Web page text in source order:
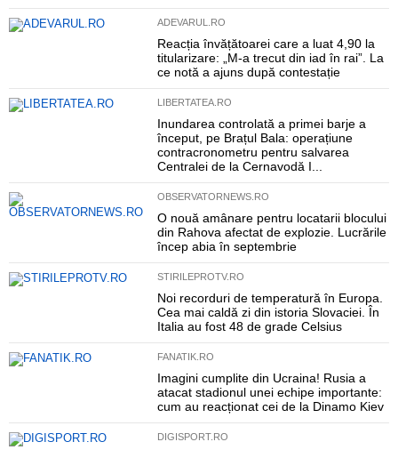
ADEVARUL.RO
Reacția învățătoarei care a luat 4,90 la
titularizare: „M-a trecut din iad în rai”. La
ce notă a ajuns după contestație
LIBERTATEA.RO
Inundarea controlată a primei barje a
început, pe Brațul Bala: operațiune
contracronometru pentru salvarea
Centralei de la Cernavodă I...
OBSERVATORNEWS.RO
O nouă amânare pentru locatarii blocului
din Rahova afectat de explozie. Lucrările
încep abia în septembrie
STIRILEPROTV.RO
Noi recorduri de temperatură în Europa.
Cea mai caldă zi din istoria Slovaciei. În
Italia au fost 48 de grade Celsius
FANATIK.RO
Imagini cumplite din Ucraina! Rusia a
atacat stadionul unei echipe importante:
cum au reacționat cei de la Dinamo Kiev
DIGISPORT.RO